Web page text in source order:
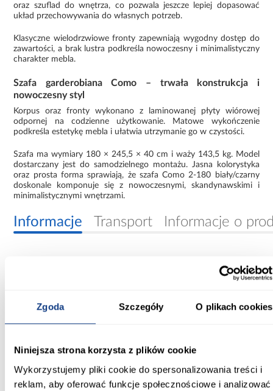
Zgoda Szczegóły O plikach cookies
Niniejsza strona korzysta z plików cookie
Wykorzystujemy pliki cookie do spersonalizowania treści i
reklam, aby oferować funkcje społecznościowe i analizować
oraz szuflad do wnętrza, co pozwala jeszcze lepiej dopasować
układ przechowywania do własnych potrzeb.
Klasyczne wielodrzwiowe fronty zapewniają wygodny dostęp do
zawartości, a brak lustra podkreśla nowoczesny i minimalistyczny
charakter mebla.
Szafa garderobiana Como – trwała konstrukcja i
nowoczesny styl
Korpus oraz fronty wykonano z laminowanej płyty wiórowej
odpornej na codzienne użytkowanie. Matowe wykończenie
podkreśla estetykę mebla i ułatwia utrzymanie go w czystości.
Szafa ma wymiary 180 × 245,5 × 40 cm i waży 143,5 kg. Model
dostarczany jest do samodzielnego montażu. Jasna kolorystyka
oraz prosta forma sprawiają, że szafa Como 2-180 biały/czarny
doskonale komponuje się z nowoczesnymi, skandynawskimi i
minimalistycznymi wnętrzami.
Informacje Transport Informacje o
Głębokość [cm]:
245.50
Kolor frontów: